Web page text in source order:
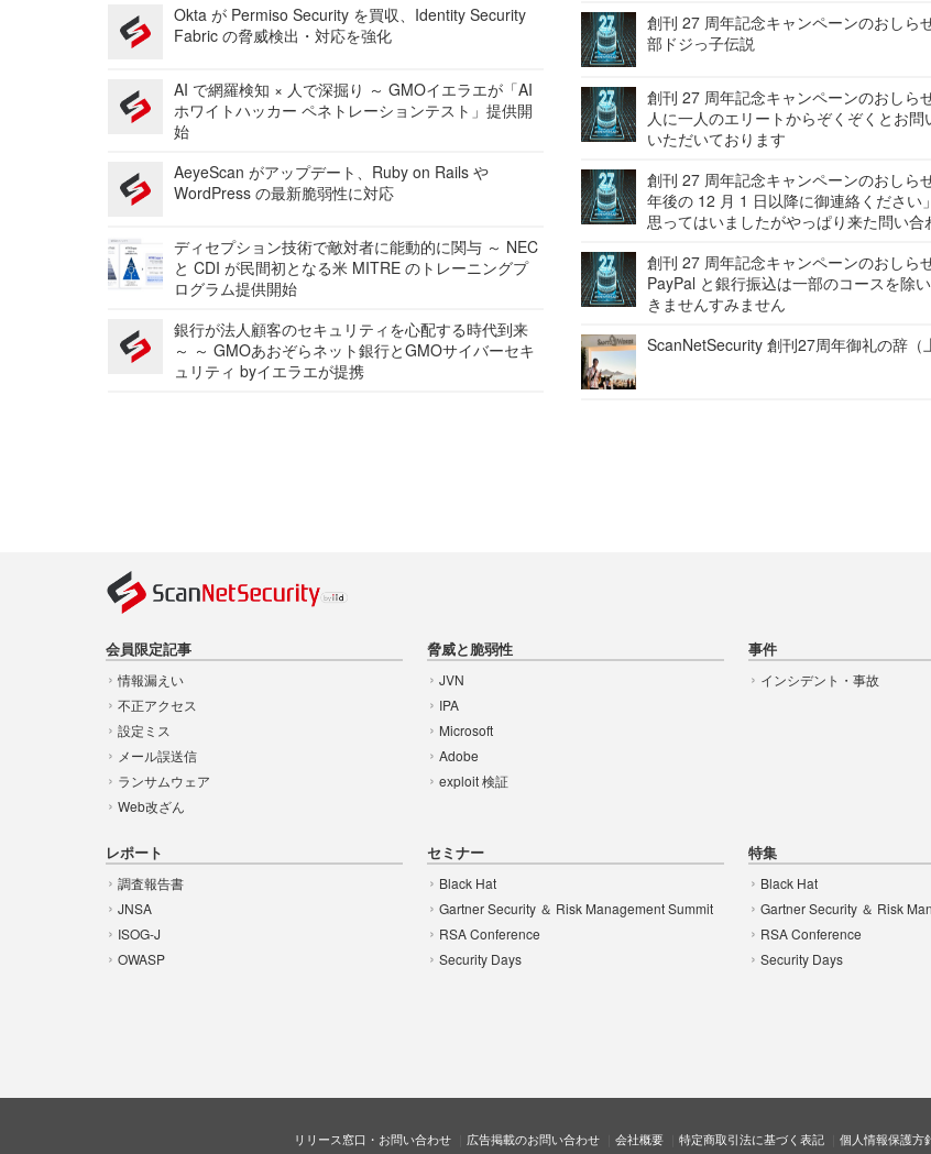
Okta が Permiso Security を買収、Identity Security
Fabric の脅威検出・対応を強化
AI で網羅検知 × 人で深掘り ～ GMOイエラエが「AI
ホワイトハッカー ペネトレーションテスト」提供開
始
AeyeScan がアップデート、Ruby on Rails や
WordPress の最新脆弱性に対応
ディセプション技術で敵対者に能動的に関与 ～ NEC
と CDI が民間初となる米 MITRE のトレーニングプ
ログラム提供開始
銀行が法人顧客のセキュリティを心配する時代到来
～ ～ GMOあおぞらネット銀行とGMOサイバーセキ
ュリティ byイエラエが提携
創刊 27 周年記念キャンペーンのおしら
部ドジっ子伝説
創刊 27 周年記念キャンペーンのおしら
人に一人のエリートからぞくぞくとお問
いただいております
創刊 27 周年記念キャンペーンのおしら
年後の 12 月 1 日以降に御連絡ください
思ってはいましたがやっぱり来た問い合
創刊 27 周年記念キャンペーンのおしら
PayPal と銀行振込は一部のコースを除
きませんすみません
ScanNetSecurity 創刊27周年御礼の辞（
会員限定記事
情報漏えい
不正アクセス
設定ミス
メール誤送信
ランサムウェア
Web改ざん
脅威と脆弱性
JVN
IPA
Microsoft
Adobe
exploit 検証
事件
インシデント・事故
レポート
調査報告書
JNSA
ISOG-J
OWASP
セミナー
Black Hat
Gartner Security ＆ Risk Management Summit
RSA Conference
Security Days
特集
Black Hat
Gartner Security ＆ Risk
RSA Conference
Security Days
リリース窓口・お問い合わせ 広告掲載のお問い合わせ 会社概要 特定商取引法に基づく表記 個人情報保護方